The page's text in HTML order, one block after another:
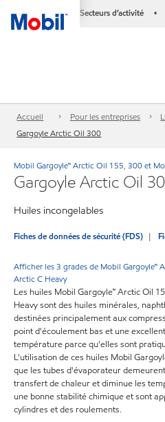
Secteurs d’activité •
Accueil Pour les entreprises
Gargoyle Arctic Oil 300
Mobil Gargoyle™ Arctic Oil 155, 300 et
Gargoyle Arctic Oil
Huiles incongelables
Fiches de données de sécurité (FDS)
Afficher les 3 grades de Mobil
Arctic C Heavy
Les huiles Mobil Gargoyle™ Arctic Oil
Heavy sont des huiles minérales,
destinées principalement aux
point d'écoulement bas et une
température parce qu'elles sont
L'utilisation de ces huiles Mobil
que les tubes d'évaporateur
transfert de chaleur et diminue les
une bonne stabilité chimique et sont
cylindres et des roulements.